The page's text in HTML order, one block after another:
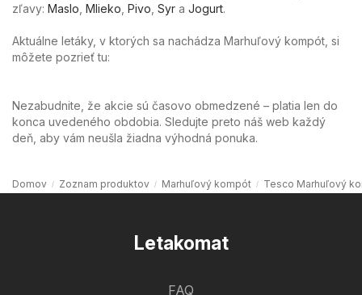
zľavy: Maslo Mlieko Pivo Syr a Jogurt.
Aktuálne letáky, v ktorých sa nachádza Marhuľový kompót, si
môžete pozrieť tu:
Nezabudnite, že akcie sú časovo obmedzené – platia len do
konca uvedeného obdobia. Sledujte preto náš web každý
deň, aby vám neušla žiadna výhodná ponuka.
Domov Zoznam produktov Marhuľový kompót Tesco Marhuľový
Letakomat
FAQ